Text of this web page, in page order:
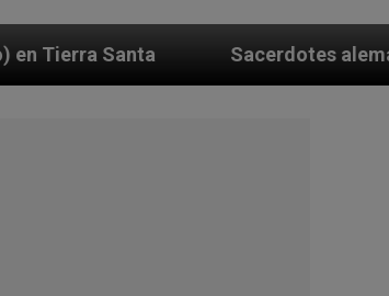
Sacerdotes alemanes fieles al Papa